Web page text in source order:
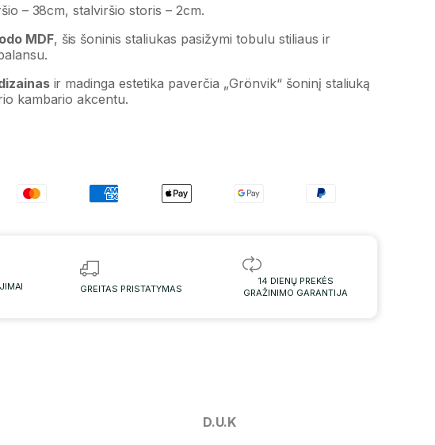
– 38cm, stalviršio storis – 2cm.
MDF, šis šoninis staliukas pasižymi tobulu stiliaus ir
ir madinga estetika paverčia „Grönvik“ šoninį staliuką
kambario akcentu.
GREITAS PRISTATYMAS
14 DIENŲ PREKĖS
GRAŽINIMO GARANTIJA
D.U.K